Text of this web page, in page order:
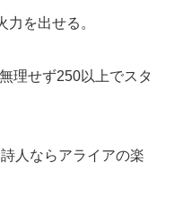
力を出せる。
理せず250以上でスタ
人ならアライアの楽